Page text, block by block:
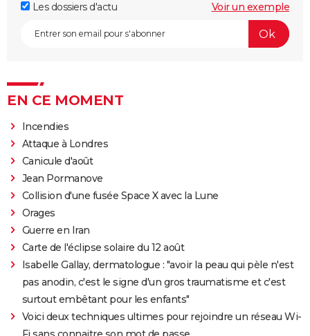
Les dossiers d'actu
Voir un exemple
EN CE MOMENT
Incendies
Attaque à Londres
Canicule d'août
Jean Pormanove
Collision d'une fusée Space X avec la Lune
Orages
Guerre en Iran
Carte de l'éclipse solaire du 12 août
Isabelle Gallay, dermatologue : "avoir la peau qui pèle n'est
pas anodin, c'est le signe d'un gros traumatisme et c'est
surtout embêtant pour les enfants"
Voici deux techniques ultimes pour rejoindre un réseau Wi-